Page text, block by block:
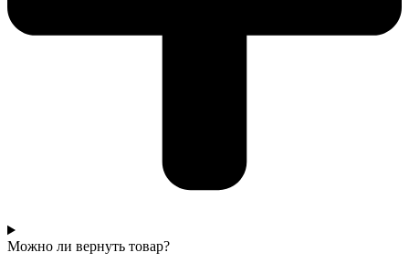
Можно ли вернуть товар?